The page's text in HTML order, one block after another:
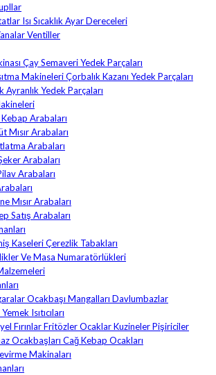
Isı Sıcaklık Ayar Dereceleri
Ventiller
Çay Semaveri Yedek Parçaları
Makineleri Çorbalık Kazanı Yedek Parçaları
Ayranlık Yedek Parçaları
Arabaları
Mısır Arabaları
Arabaları
Arabaları
Arabaları
Mısır Arabaları
Satış Arabaları
Kaseleri Çerezlik Tabakları
Ve Masa Numaratörlükleri
Ocakbaşı Mangalları Davlumbazlar
Isıtıcıları
Fırınlar Fritözler Ocaklar Kuzineler Pişiriciler
Ocakbaşları Cağ Kebap Ocakları
Makinaları